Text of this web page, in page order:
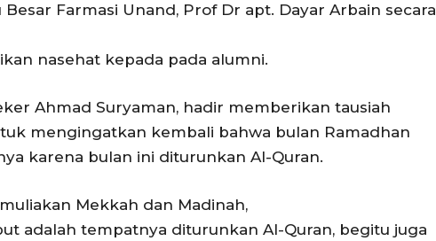
Farmasi Unand, Prof Dr apt. Dayar Arbain secara
nasehat kepada pada alumni.
Ahmad Suryaman, hadir memberikan tausiah
mengingatkan kembali bahwa bulan Ramadhan
karena bulan ini diturunkan Al-Quran.
Mekkah dan Madinah,
adalah tempatnya diturunkan Al-Quran, begitu juga